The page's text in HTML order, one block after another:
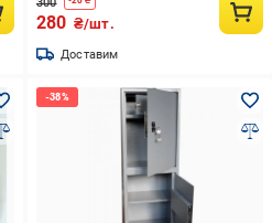
280 ₴/шт.
Доставим